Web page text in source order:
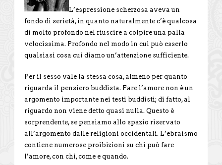
L’espressione scherzosa aveva un
fondo di serietà, in quanto naturalmente c’è qualcosa
di molto profondo nel riuscire a colpire una palla
velocissima. Profondo nel modo in cui può esserlo
qualsiasi cosa cui diamo un’attenzione sufficiente.
Per il sesso vale la stessa cosa, almeno per quanto
riguarda il pensiero buddista. Fare l’amore non è un
argomento importante nei testi buddisti; di fatto, al
riguardo non viene detto quasi nulla. Questo è
sorprendente, se pensiamo allo spazio riservato
all’argomento dalle religioni occidentali. L’ebraismo
contiene numerose proibizioni su chi può fare
l’amore, con chi, come e quando.